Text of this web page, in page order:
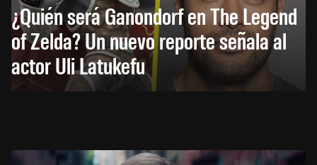
¿Quién será Ganondorf en The Legend
of Zelda? Un nuevo reporte señala al
actor Uli Latukefu